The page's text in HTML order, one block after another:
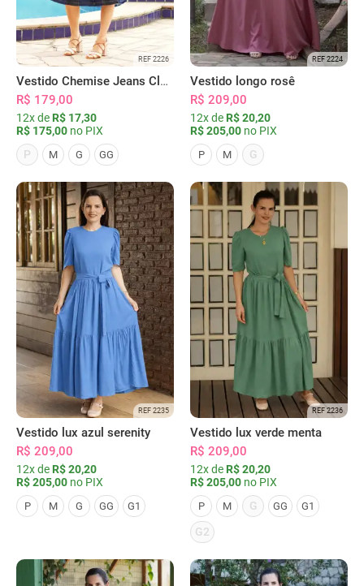
REF 2226
Vestido Chemise Jeans Clássica Serena
R$ 179,00
12x de R$ 17,30
R$ 175,00 no PIX
P
M G GG
REF 2224
Vestido longo rosê
R$ 209,00
12x de R$ 20,20
R$ 205,00 no PIX
P M G
REF 2235
Vestido lux azul serenity
R$ 209,00
12x de R$ 20,20
R$ 205,00 no PIX
P M G GG G1
REF 2236
Vestido lux verde menta
R$ 209,00
12x de R$ 20,20
R$ 205,00 no PIX
P M G GG G1
G2